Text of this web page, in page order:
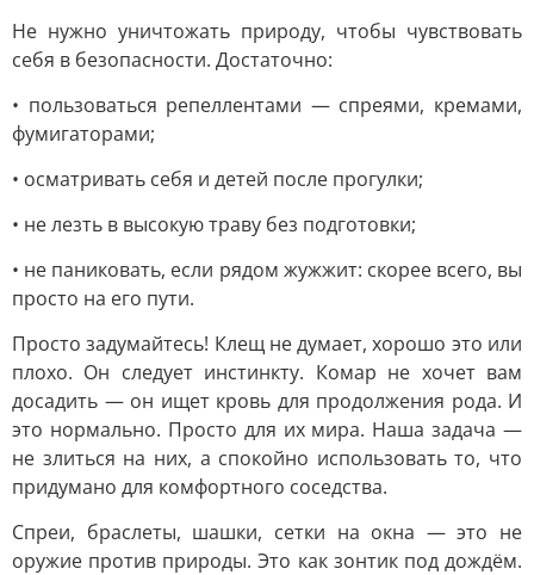
Не нужно уничтожать природу, чтобы чувствовать
себя в безопасности. Достаточно:
• пользоваться репеллентами — спреями, кремами,
фумигаторами;
• осматривать себя и детей после прогулки;
• не лезть в высокую траву без подготовки;
• не паниковать, если рядом жужжит: скорее всего, вы
просто на его пути.
Просто задумайтесь! Клещ не думает, хорошо это или
плохо. Он следует инстинкту. Комар не хочет вам
досадить — он ищет кровь для продолжения рода. И
это нормально. Просто для их мира. Наша задача —
не злиться на них, а спокойно использовать то, что
придумано для комфортного соседства.
Спреи, браслеты, шашки, сетки на окна — это не
оружие против природы. Это как зонтик под дождём.